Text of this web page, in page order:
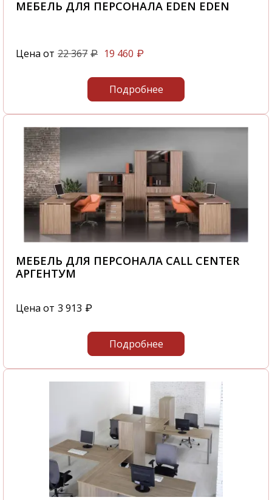
МЕБЕЛЬ ДЛЯ ПЕРСОНАЛА EDEN EDEN
Цена от 22 367 ₽ 19 460 ₽
Подробнее
МЕБЕЛЬ ДЛЯ ПЕРСОНАЛА CALL CENTER
АРГЕНТУМ
Цена от 3 913 ₽
Подробнее